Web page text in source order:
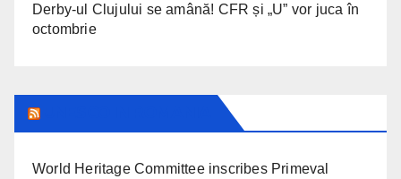
Derby-ul Clujului se amână! CFR și „U” vor juca în
octombrie
World Heritage Committee inscribes Primeval